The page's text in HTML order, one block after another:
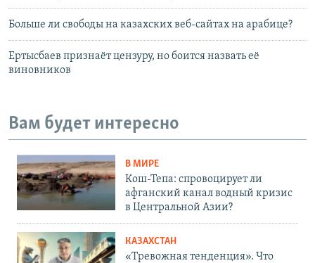
Больше ли свободы на казахских веб-сайтах на арабице?
Ертысбаев признаёт цензуру, но боится назвать её
виновников
Вам будет интересно
В МИРЕ
Кош-Тепа: спровоцирует ли
афганский канал водный кризис
в Центральной Азии?
КАЗАХСТАН
«Тревожная тенденция». Что